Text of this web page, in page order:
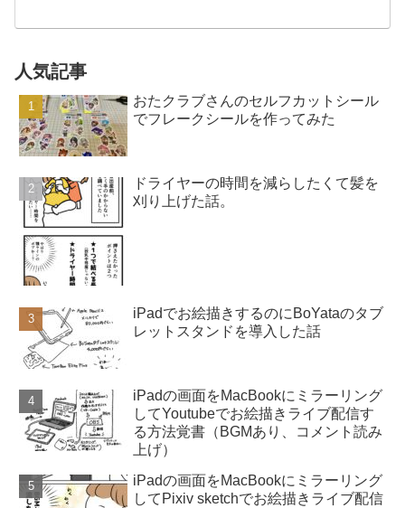
人気記事
おたクラブさんのセルフカットシール
でフレークシールを作ってみた
ドライヤーの時間を減らしたくて髪を
刈り上げた話。
iPadでお絵描きするのにBoYataのタブ
レットスタンドを導入した話
iPadの画面をMacBookにミラーリング
してYoutubeでお絵描きライブ配信す
る方法覚書（BGMあり、コメント読み
上げ）
iPadの画面をMacBookにミラーリング
してPixiv sketchでお絵描きライブ配信